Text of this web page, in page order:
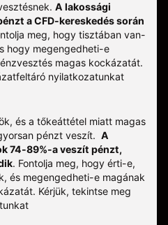
A lakossági
a CFD-kereskedés során
meg, hogy tisztában van-
hogy megengedheti-e
magas kockázatát.
nyilatkozatunkat
és a tőkeáttétel miatt magas
pénzt veszít. A
74-89%-a veszít pénzt,
. Fontolja meg, hogy érti-e,
és megengedheti-e magának
Kérjük, tekintse meg